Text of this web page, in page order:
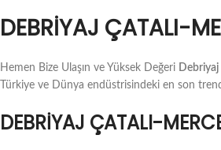
DEBRIYAJ ÇATALI-
Hemen Bize Ulaşın ve Yüksek Değeri Debriyaj
Türkiye ve Dünya endüstrisindeki en son
DEBRIYAJ ÇATALI-